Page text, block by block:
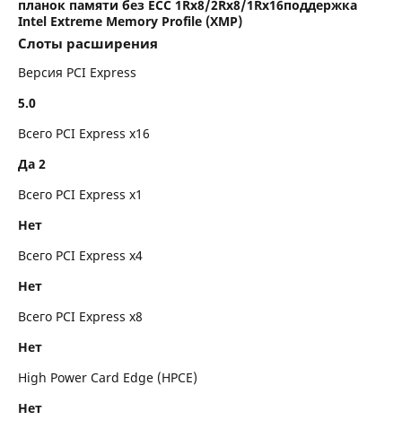
планок памяти без ECC 1Rx8/2Rx8/1Rx16поддержка
Intel Extreme Memory Profile (XMP)
Слоты расширения
Версия PCI Express
5.0
Всего PCI Express x16
Да 2
Всего PCI Express x1
Нет
Всего PCI Express x4
Нет
Всего PCI Express x8
Нет
High Power Card Edge (HPCE)
Нет